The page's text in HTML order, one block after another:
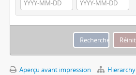
Aperçu avant impression Hierarchy